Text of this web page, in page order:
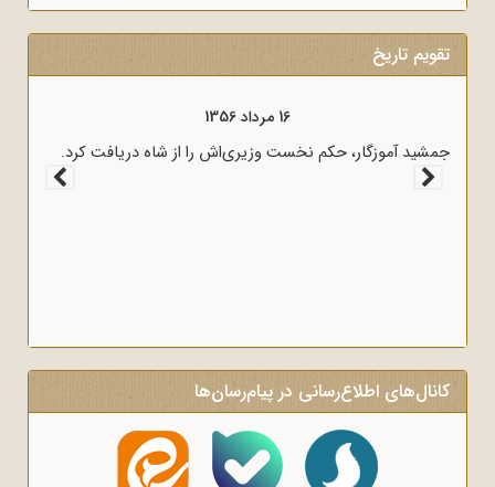
تقویم تاریخ
16 مرداد 1356
جمشید آموزگار، حکم نخست وزیری‌اش را از شاه دریافت کرد.
کانال‌های اطلاع‌رسانی در پیام‌رسان‌ها